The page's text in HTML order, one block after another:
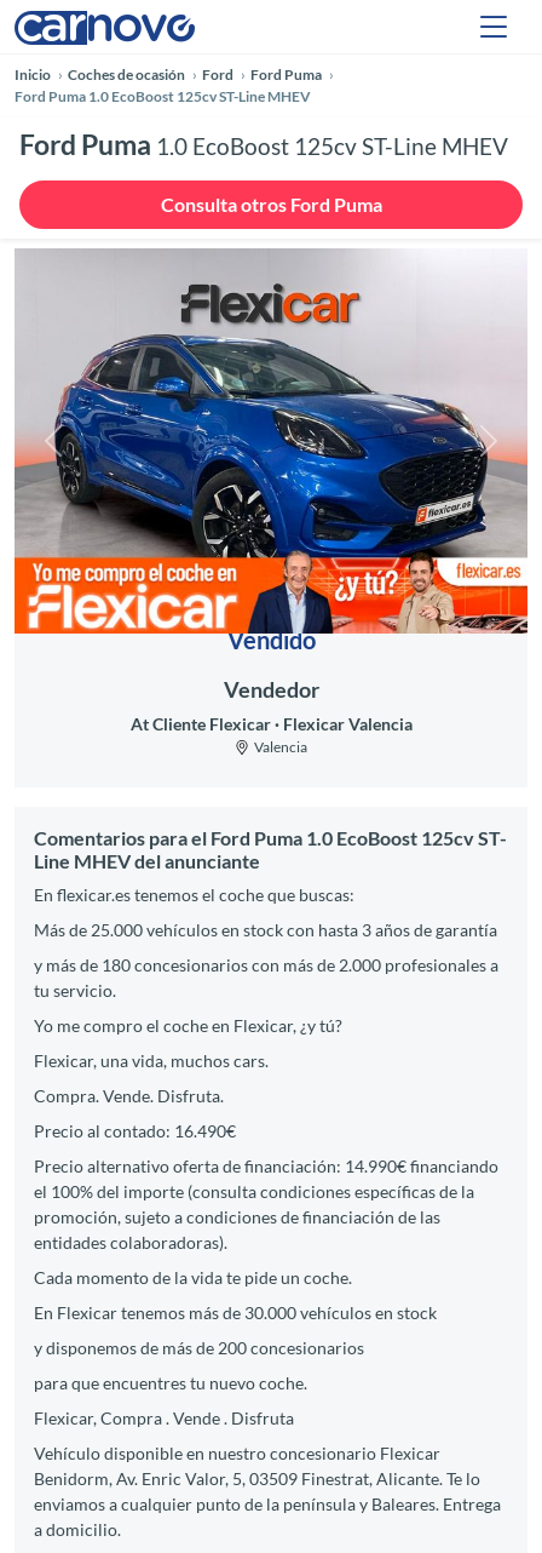
Inicio Coches de ocasión Ford
Ford Puma
Ford Puma 1.0 EcoBoost 125cv ST-Line MHEV
Ford Puma 1.0 EcoBoost 125cv ST-Line MHEV
Consulta otros Ford Puma
Anterior
Vendido
Vendedor
At Cliente Flexicar Flexicar Valencia
Valencia
Comentarios para el Ford Puma 1.0 EcoBoost 125cv ST-
Line MHEV del anunciante
En flexicar.es tenemos el coche que buscas:
Más de 25.000 vehículos en stock con hasta 3 años de garantía
y más de 180 concesionarios con más de 2.000 profesionales a
tu servicio.
Yo me compro el coche en Flexicar, ¿y tú?
Flexicar, una vida, muchos cars.
Compra. Vende. Disfruta.
Precio al contado: 16.490€
Precio alternativo oferta de financiación: 14.990€ financiando
el 100% del importe (consulta condiciones específicas de la
promoción, sujeto a condiciones de financiación de las
entidades colaboradoras).
Cada momento de la vida te pide un coche.
En Flexicar tenemos más de 30.000 vehículos en stock
y disponemos de más de 200 concesionarios
para que encuentres tu nuevo coche.
Flexicar, Compra . Vende . Disfruta
Vehículo disponible en nuestro concesionario Flexicar
Benidorm, Av. Enric Valor, 5, 03509 Finestrat, Alicante. Te lo
enviamos a cualquier punto de la península y Baleares. Entrega
a domicilio.